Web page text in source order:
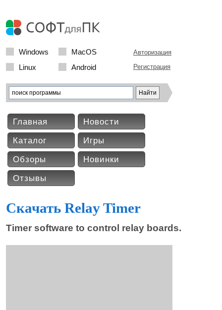
Windows
MacOS
Linux
Android
Авторизация
Регистрация
Главная
Новости
Каталог
Игры
Обзоры
Новинки
Отзывы
Скачать Relay Timer
Timer software to control relay boards.